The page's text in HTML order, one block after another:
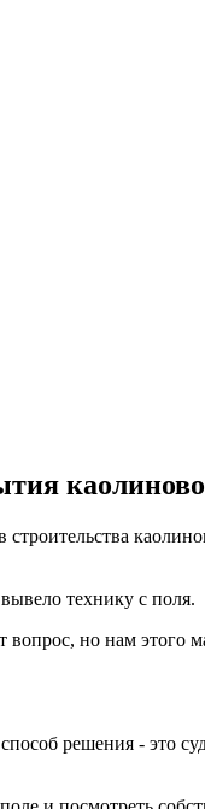
технику с поля.
вопрос, но нам этого
решения - это